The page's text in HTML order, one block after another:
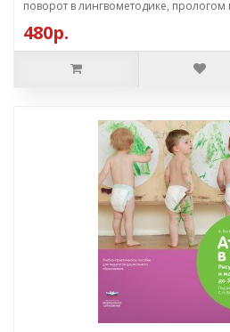
поворот в лингвометодике, прологом
480р.